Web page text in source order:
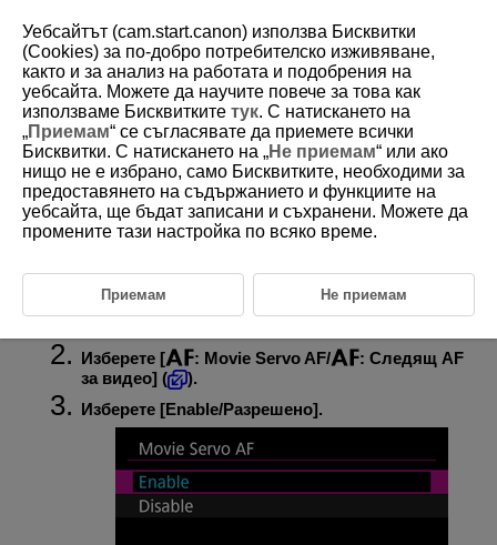
D292-098
Следящ AF за видео
Скорост на "Следящ AF за видео"
Когато тази функция е активирана, по време на снимане камерата
фокусира обекта непрекъснато.
Поставете превключвателя за заснемане на
Изберете [
: Movie Servo AF/ : Следящ AF
за видео] (
).
Изберете [Enable/Разрешено].
Уебсайтът (cam.start.canon) използва Бисквитки
(Cookies) за по-добро потребителско изживяване,
както и за анализ на работата и подобрения на
уебсайта. Можете да научите повече за това как
използваме Бисквитките тук. С натискането на
„Приемам“ се съгласявате да приемете всички
Бисквитки. С натискането на „Не приемам“ или ако
нищо не е избрано, само Бисквитките, необходими за
предоставянето на съдържанието и функциите на
уебсайта, ще бъдат записани и съхранени. Можете да
промените тази настройка по всяко време.
Приемам Не приемам